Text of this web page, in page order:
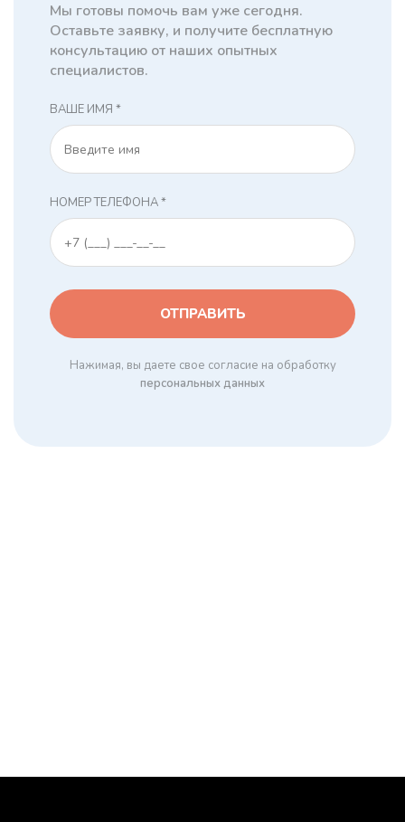
Мы готовы помочь вам уже сегодня.
Оставьте заявку, и получите бесплатную
консультацию от наших опытных
специалистов.
ВАШЕ ИМЯ *
НОМЕР ТЕЛЕФОНА *
Нажимая, вы даете свое согласие на обработку
персональных данных